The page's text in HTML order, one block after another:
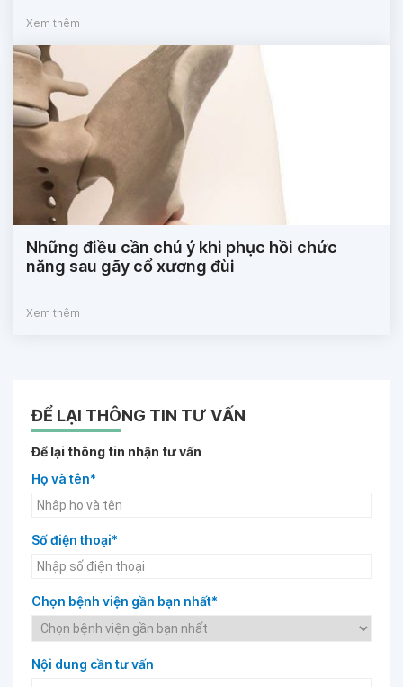
Xem thêm
Những điều cần chú ý khi phục hồi chức
năng sau gãy cổ xương đùi
Xem thêm
ĐỂ LẠI THÔNG TIN TƯ VẤN
Để lại thông tin nhận tư vấn
Họ và tên*
Số điện thoại*
Chọn bệnh viện gần bạn nhất*
Nội dung cần tư vấn